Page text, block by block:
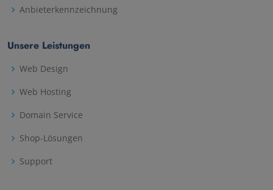
Anbieterkennzeichnung
Unsere Leistungen
Web Design
Web Hosting
Domain Service
Shop-Lösungen
Support